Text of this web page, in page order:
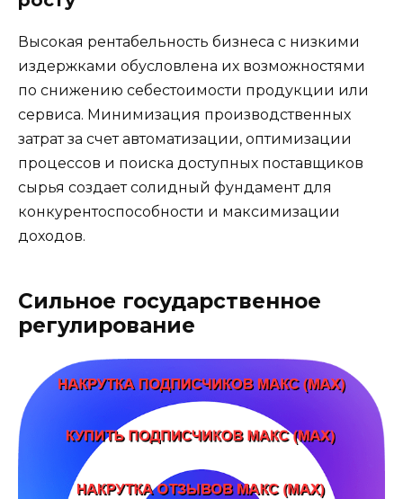
Высокая рентабельность бизнеса с низкими
издержками обусловлена их возможностями
по снижению себестоимости продукции или
сервиса. Минимизация производственных
затрат за счет автоматизации, оптимизации
процессов и поиска доступных поставщиков
сырья создает солидный фундамент для
конкурентоспособности и максимизации
доходов.
Сильное государственное
регулирование